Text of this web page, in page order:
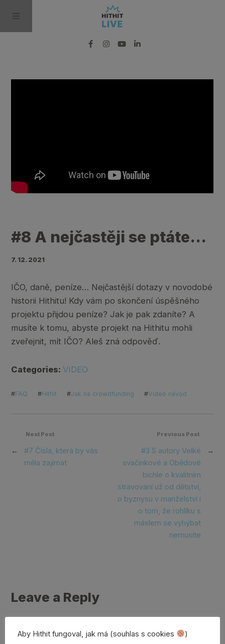
#8 A nejčastěji se ptáte…
7. 12. 2021
IČO, daně, peníze… Nejčastější dotazy v novodobé
historii Hithitu! Kdy vám po skončení úspěšného
projektu přijdou peníze? Jak je pak zdaníte? A
musíte k tomu, abyste projekt na Hithitu mohli
zveřejnit, mít IČO? Aleš zná odpověď.
Categories: VIDEO
#FAQ #Hithit #Jak na crowdfunding #Video návod
Previous Post
#3 S autory Velké
svačinkové a Obědové
bichle o kvalitním
stravování už od dětství,
o byznysu v manželství i
o tom, že rohlíku s
máslem se vyhýbat
nemusíte
→
Next Post
←
#7 Čísla, která by vás
měla zajímat
Leave a Reply
fields are marked*
Aby Hithit fungoval, jak má (souhlas s cookies
)